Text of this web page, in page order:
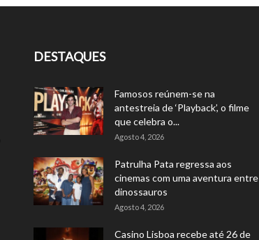
DESTAQUES
Famosos reúnem-se na
antestreia de ‘Playback’, o filme
que celebra o...
Agosto 4, 2026
Patrulha Pata regressa aos
cinemas com uma aventura entre
dinossauros
Agosto 4, 2026
Casino Lisboa recebe até 26 de